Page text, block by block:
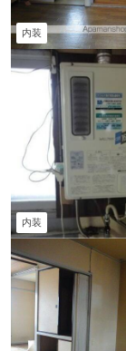
内装
内装